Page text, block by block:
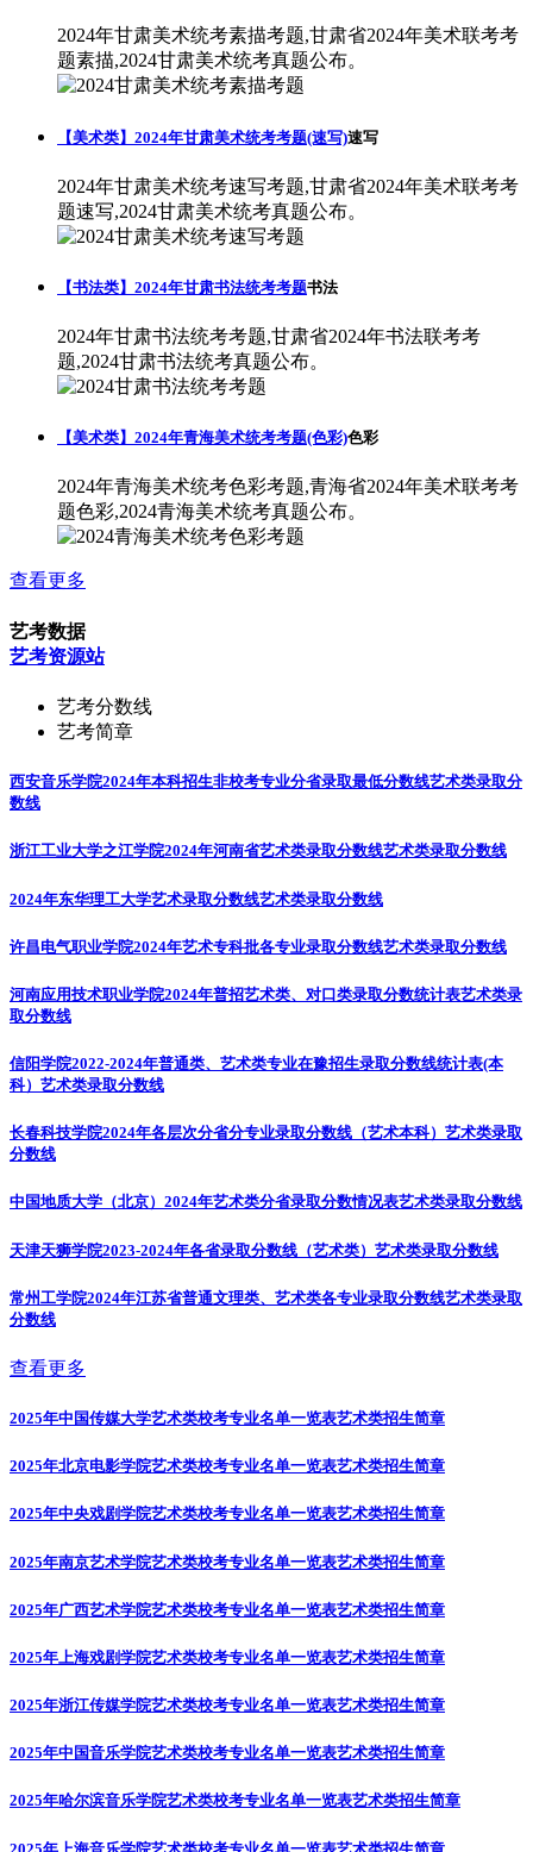
2024年甘肃美术统考素描考题,甘肃省2024年美术联考考
题素描,2024甘肃美术统考真题公布。
【美术类】2024年甘肃美术统考考题(速写)速写
2024年甘肃美术统考速写考题,甘肃省2024年美术联考考
题速写,2024甘肃美术统考真题公布。
【书法类】2024年甘肃书法统考考题书法
2024年甘肃书法统考考题,甘肃省2024年书法联考考
题,2024甘肃书法统考真题公布。
【美术类】2024年青海美术统考考题(色彩)色彩
2024年青海美术统考色彩考题,青海省2024年美术联考考
题色彩,2024青海美术统考真题公布。
查看更多
艺考数据
艺考资源站
艺考分数线
艺考简章
西安音乐学院2024年本科招生非校考专业分省录取最低分数线艺术类录取分
数线
浙江工业大学之江学院2024年河南省艺术类录取分数线艺术类录取分数线
2024年东华理工大学艺术录取分数线艺术类录取分数线
许昌电气职业学院2024年艺术专科批各专业录取分数线艺术类录取分数线
河南应用技术职业学院2024年普招艺术类、对口类录取分数统计表艺术类录
取分数线
信阳学院2022-2024年普通类、艺术类专业在豫招生录取分数线统计表(本
科） 艺术类录取分数线
长春科技学院2024年各层次分省分专业录取分数线（艺术本科） 艺术类录取
分数线
中国地质大学（北京）2024年艺术类分省录取分数情况表艺术类录取分数线
天津天狮学院2023-2024年各省录取分数线（艺术类） 艺术类录取分数线
常州工学院2024年江苏省普通文理类、艺术类各专业录取分数线艺术类录取
分数线
查看更多
2025年中国传媒大学艺术类校考专业名单一览表艺术类招生简章
2025年北京电影学院艺术类校考专业名单一览表艺术类招生简章
2025年中央戏剧学院艺术类校考专业名单一览表艺术类招生简章
2025年南京艺术学院艺术类校考专业名单一览表艺术类招生简章
2025年广西艺术学院艺术类校考专业名单一览表艺术类招生简章
2025年上海戏剧学院艺术类校考专业名单一览表艺术类招生简章
2025年浙江传媒学院艺术类校考专业名单一览表艺术类招生简章
2025年中国音乐学院艺术类校考专业名单一览表艺术类招生简章
2025年哈尔滨音乐学院艺术类校考专业名单一览表艺术类招生简章